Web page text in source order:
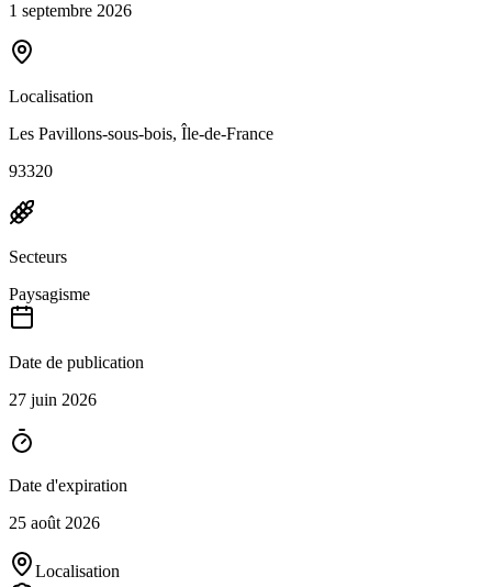
1 septembre 2026
Localisation
Les Pavillons-sous-bois, Île-de-France
93320
Secteurs
Paysagisme
Date de publication
27 juin 2026
Date d'expiration
25 août 2026
Localisation